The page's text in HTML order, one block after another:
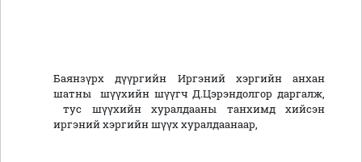
Баянзүрх дүүргийн Иргэний хэргийн анхан
шатны шүүхийн шүүгч Д.Цэрэндолгор даргалж,
тус шүүхийн хуралдааны танхимд хийсэн
иргэний хэргийн шүүх хуралдаанаар,